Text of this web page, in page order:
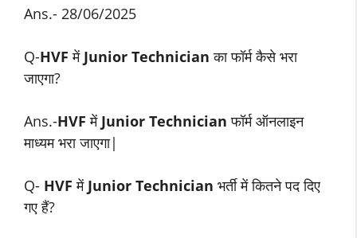
Ans.- 28/06/2025
Q-HVF में Junior Technician का फॉर्म कैसे भरा
जाएगा?
Ans.-HVF में Junior Technician फॉर्म ऑनलाइन
माध्यम भरा जाएगा|
Q- HVF में Junior Technician भर्ती में कितने पद दिए
गए हैं?